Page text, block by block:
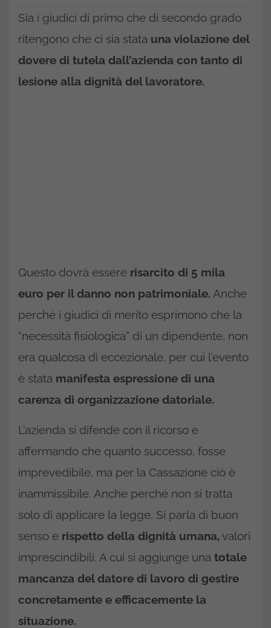
Sia i giudici di primo che di secondo grado
ritengono che ci sia stata una violazione del
dovere di tutela dall’azienda con tanto di
lesione alla dignità del lavoratore.
Questo dovrà essere risarcito di 5 mila
euro per il danno non patrimoniale. Anche
perché i giudici di merito esprimono che la
“necessità fisiologica” di un dipendente, non
era qualcosa di eccezionale, per cui l’evento
è stata manifesta espressione di una
carenza di organizzazione datoriale.
L’azienda si difende con il ricorso e
affermando che quanto successo, fosse
imprevedibile, ma per la Cassazione ciò è
inammissibile. Anche perché non si tratta
solo di applicare la legge. Si parla di buon
senso e rispetto della dignità umana, valori
imprescindibili. A cui si aggiunge una totale
mancanza del datore di lavoro di gestire
concretamente e efficacemente la
situazione.